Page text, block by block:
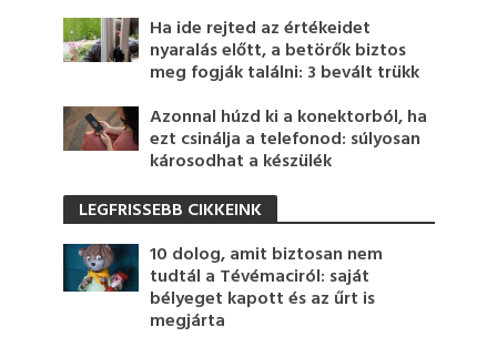
Ha ide rejted az értékeidet
nyaralás előtt, a betörők biztos
meg fogják találni: 3 bevált trükk
Azonnal húzd ki a konektorból, ha
ezt csinálja a telefonod: súlyosan
károsodhat a készülék
LEGFRISSEBB CIKKEINK
10 dolog, amit biztosan nem
tudtál a Tévémaciról: saját
bélyeget kapott és az űrt is
megjárta